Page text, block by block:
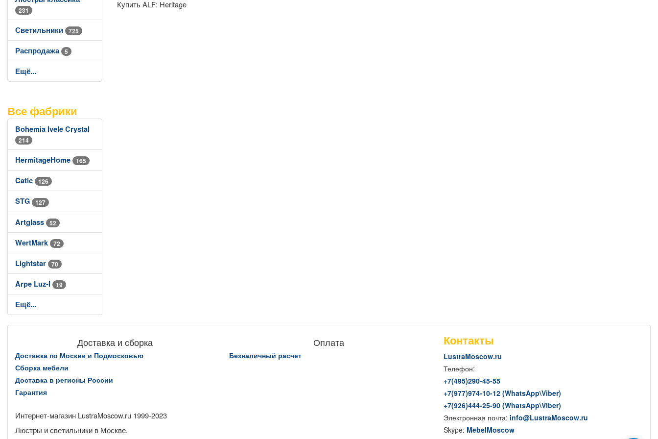
231
Светильники 725
Распродажа 5
Ещё...
Все фабрики
Bohemia Ivele Crystal
214
HermitageHome 165
Catic 126
STG 127
Artglass 52
WertMark 72
Lightstar 70
Arpe Luz-I 19
Ещё...
Купить ALF: Heritage
Доставка и сборка
Доставка по Москве и Подмосковью
Сборка мебели
Доставка в регионы России
Гарантия
Интернет-магазин LustraMoscow.ru 1999-2023
Люстры и светильники в Москве.
Оплата
Безналичный расчет
Контакты
LustraMoscow.ru
Телефон:
+7(495)290-45-55
+7(977)974-10-12 (WhatsApp\Viber)
+7(926)444-25-90 (WhatsApp\Viber)
Электронная почта: info@LustraMoscow.ru
Skype: MebelMoscow